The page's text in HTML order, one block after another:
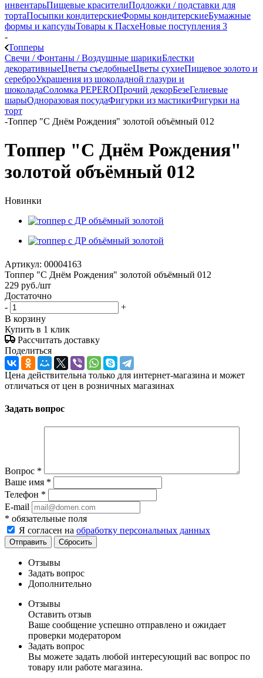
инвентарьПищевые красителиПодложки / подставки для
тортаПосыпки кондитерскиеФормы кондитерскиеБумажные
формы и капсулыТовары к ПасхеНовые поступления 3
-
Топперы
Свечи / Фонтаны / Воздушные шарикиБлестки
декоративныеЦветы съедобныеЦветы сухиеПищевое золото и
сереброУкрашения из шоколадной глазури и
шоколадаСоломка PEPEROПрочий декорБезеГелиевые
шарыОдноразовая посудаФигурки из мастикиФигурки на
торт
-Топпер "С Днём Рождения" золотой объёмный 012
Топпер "С Днём Рождения"
золотой объёмный 012
Новинки
Артикул: 00004163
Топпер "С Днём Рождения" золотой объёмный 012
229 руб./шт
Достаточно
-
+
В корзину
Купить в 1 клик
Рассчитать доставку
Поделиться
Цена действительна только для интернет-магазина и может
отличаться от цен в розничных магазинах
Задать вопрос
Вопрос *
Ваше имя *
Телефон *
E-mail
* обязательные поля
Я согласен на обработку персональных данных
Отправить Сбросить
Отзывы
Задать вопрос
Дополнительно
Отзывы
Оставить отзыв
Ваше сообщение успешно отправлено и ожидает
проверки модератором
Задать вопрос
Вы можете задать любой интересующий вас вопрос по
товару или работе магазина.